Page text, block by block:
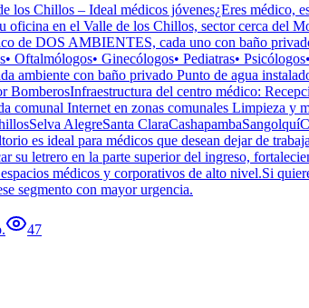
los Chillos – Ideal médicos jóvenes¿Eres médico,
oficina en el Valle de los Chillos, sector cerca del
de DOS AMBIENTES, cada uno con baño
Oftalmólogos• Ginecólogos• Pediatras•
ambiente con baño privado Punto de agua
BomberosInfraestructura del centro médico:
comunal Internet en zonas comunales Limpieza
AlegreSanta
es ideal para médicos que desean dejar de
su letrero en la parte superior del ingreso,
médicos y corporativos de alto nivel.Si
segmento con mayor urgencia.
47